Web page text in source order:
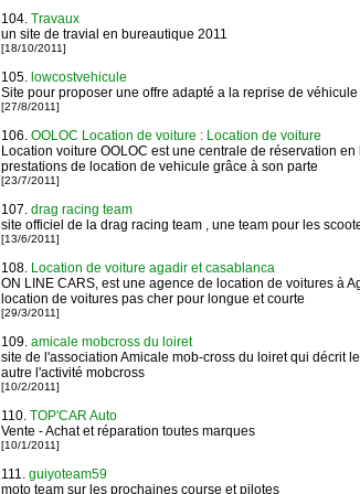
104. Travaux
un site de travial en bureautique 2011
[18/10/2011]
105. lowcostvehicule
Site pour proposer une offre adapté a la reprise de véhicule
[27/8/2011]
106. OOLOC Location de voiture : Location de voiture
Location voiture OOLOC est une centrale de réservation
prestations de location de vehicule grâce à son parte
[23/7/2011]
107. drag racing team
site officiel de la drag racing team , une team pour les
[13/6/2011]
108. Location de voiture agadir et casablanca
ON LINE CARS, est une agence de location de voitures à
location de voitures pas cher pour longue et courte
[29/3/2011]
109. amicale mobcross du loiret
site de l'association Amicale mob-cross du loiret qui décrit
autre l'activité mobcross
[10/2/2011]
110. TOP'CAR Auto
Vente - Achat et réparation toutes marques
[10/1/2011]
111. guiyoteam59
moto team sur les prochaines course et pilotes